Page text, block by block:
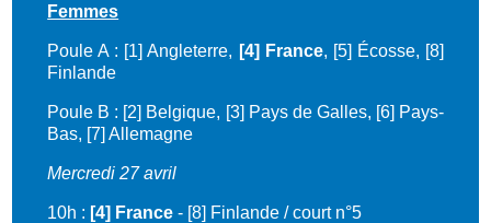
Femmes
Poule A : [1] Angleterre, [4] France, [5] Écosse, [8]
Finlande
Poule B : [2] Belgique, [3] Pays de Galles, [6] Pays-
Bas, [7] Allemagne
Mercredi 27 avril
10h : [4] France - [8] Finlande / court n°5